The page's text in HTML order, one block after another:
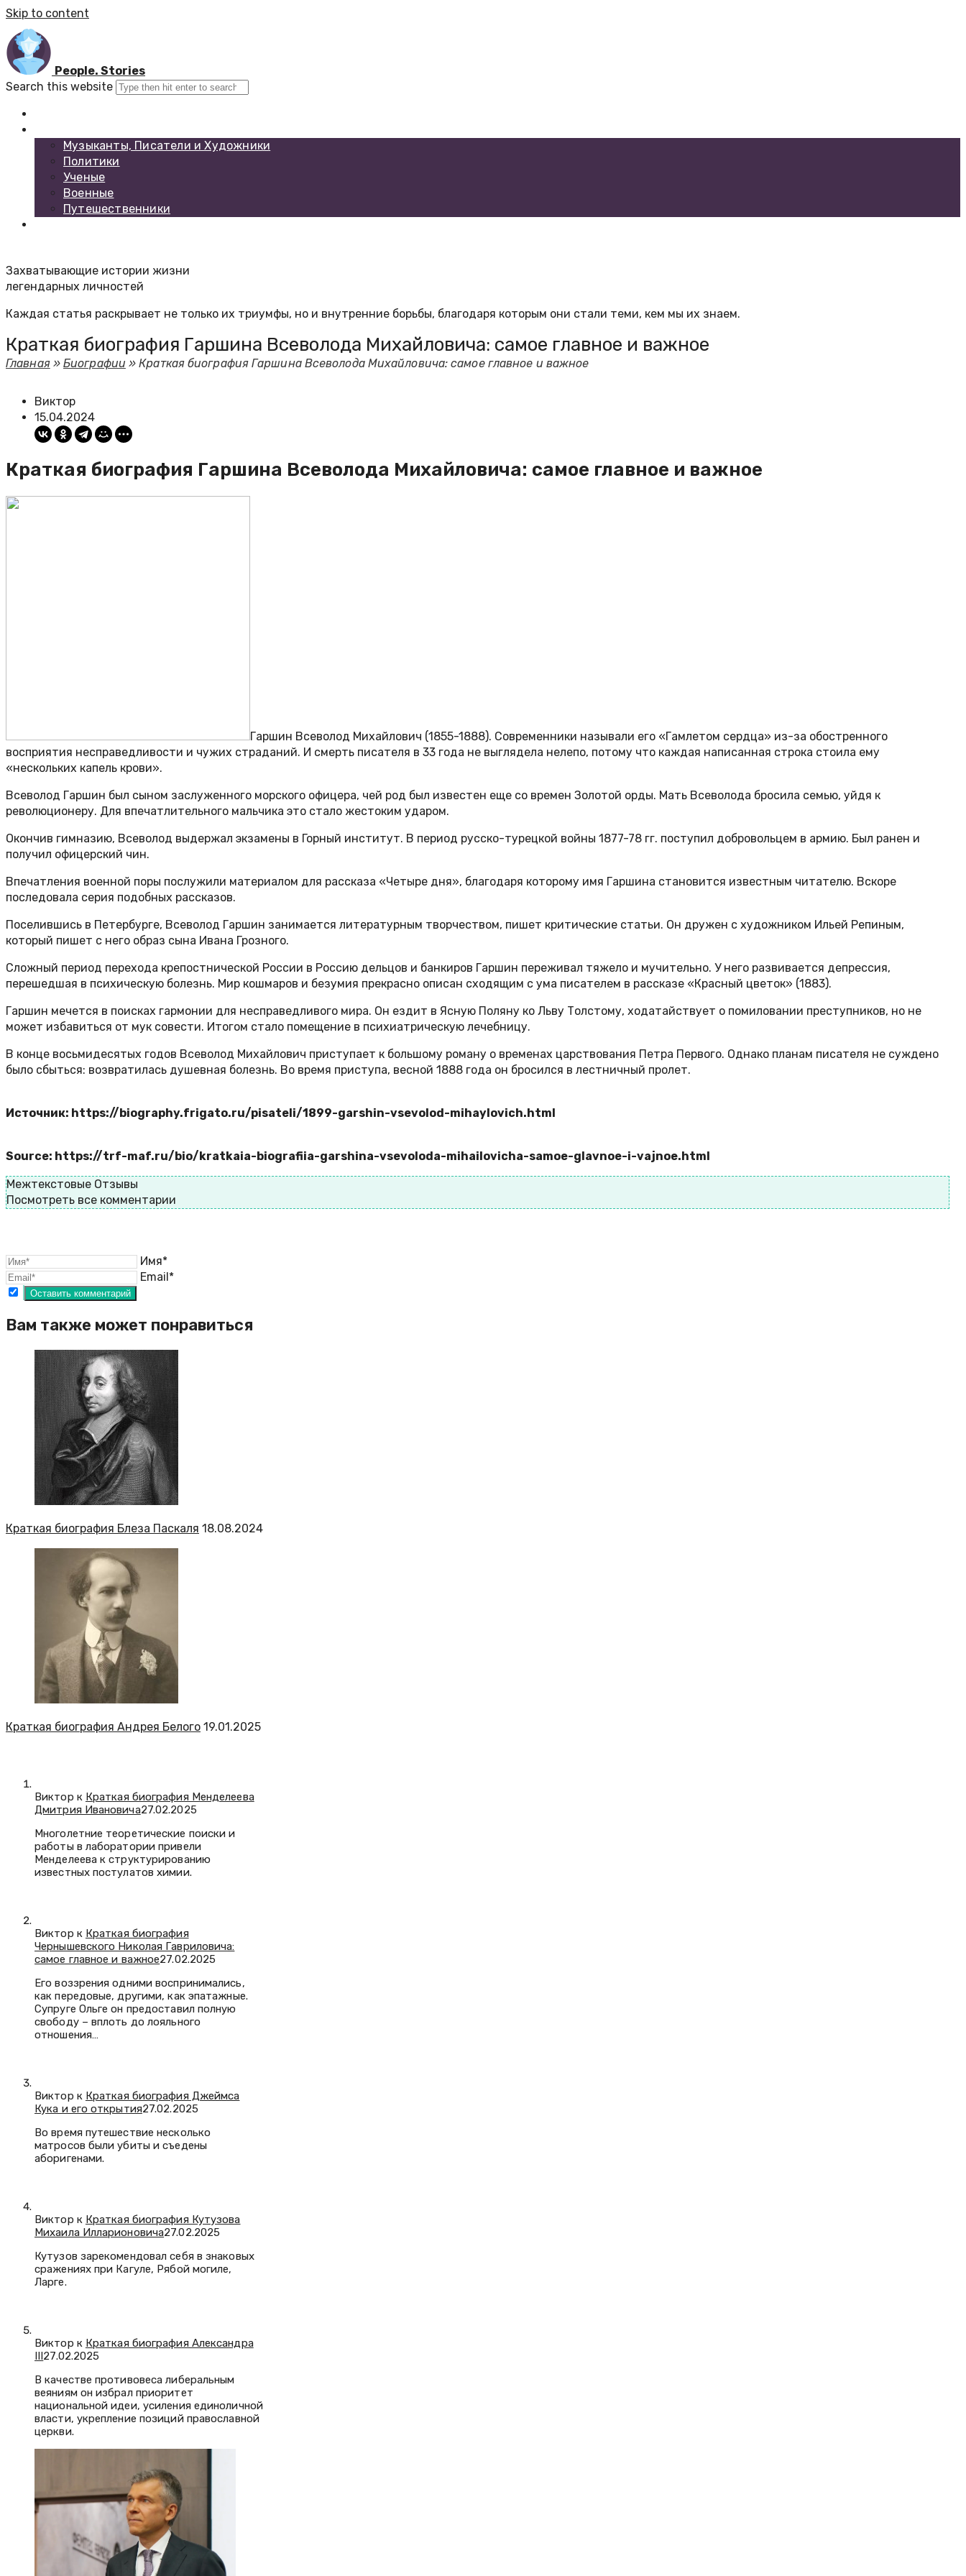
Skip to content
People. Stories
Search this website
Музыканты, Писатели и Художники
Политики
Ученые
Военные
Путешественники
Захватывающие истории жизни
легендарных личностей
Каждая статья раскрывает не только их триумфы, но и внутренние борьбы, благодаря которым они стали теми, кем мы их знаем.
Краткая биография Гаршина Всеволода Михайловича: самое главное и важное
Главная»Биографии »Краткая биография Гаршина Всеволода Михайловича: самое главное и важное
Виктор
15.04.2024
Краткая биография Гаршина Всеволода Михайловича: самое главное и важное
Гаршин Всеволод Михайлович (1855-1888). Современники называли его «Гамлетом сердца» из-за обостренного
восприятия несправедливости и чужих страданий. И смерть писателя в 33 года не выглядела нелепо, потому что каждая написанная строка стоила ему
«нескольких капель крови».
Всеволод Гаршин был сыном заслуженного морского офицера, чей род был известен еще со времен Золотой орды. Мать Всеволода бросила семью, уйдя к
революционеру. Для впечатлительного мальчика это стало жестоким ударом.
Окончив гимназию, Всеволод выдержал экзамены в Горный институт. В период русско-турецкой войны 1877-78 гг. поступил добровольцем в армию. Был ранен и
получил офицерский чин.
Впечатления военной поры послужили материалом для рассказа «Четыре дня», благодаря которому имя Гаршина становится известным читателю. Вскоре
последовала серия подобных рассказов.
Поселившись в Петербурге, Всеволод Гаршин занимается литературным творчеством, пишет критические статьи. Он дружен с художником Ильей Репиным,
который пишет с него образ сына Ивана Грозного.
Сложный период перехода крепостнической России в Россию дельцов и банкиров Гаршин переживал тяжело и мучительно. У него развивается депрессия,
перешедшая в психическую болезнь. Мир кошмаров и безумия прекрасно описан сходящим с ума писателем в рассказе «Красный цветок» (1883).
Гаршин мечется в поисках гармонии для несправедливого мира. Он ездит в Ясную Поляну ко Льву Толстому, ходатайствует о помиловании преступников, но не
может избавиться от мук совести. Итогом стало помещение в психиатрическую лечебницу.
В конце восьмидесятых годов Всеволод Михайлович приступает к большому роману о временах царствования Петра Первого. Однако планам писателя не суждено
было сбыться: возвратилась душевная болезнь. Во время приступа, весной 1888 года он бросился в лестничный пролет.
Источник: https://biography.frigato.ru/pisateli/1899-garshin-vsevolod-mihaylovich.html
Source: https://trf-maf.ru/bio/kratkaia-biografiia-garshina-vsevoloda-mihailovicha-samoe-glavnoe-i-vajnoe.html
Межтекстовые Отзывы
Посмотреть все комментарии
Имя*
Email*
Вам также может понравиться
Краткая биография Блеза Паскаля 18.08.2024
Краткая биография Андрея Белого 19.01.2025
Виктор к Краткая биография Менделеева
Дмитрия Ивановича27.02.2025
Многолетние теоретические поиски и
работы в лаборатории привели
Менделеева к структурированию
известных постулатов химии.
Виктор к Краткая биография
Чернышевского Николая Гавриловича:
самое главное и важное27.02.2025
Его воззрения одними воспринимались,
как передовые, другими, как эпатажные.
Супруге Ольге он предоставил полную
свободу – вплоть до лояльного
отношения…
Виктор к Краткая биография Джеймса
Кука и его открытия27.02.2025
Во время путешествие несколько
матросов были убиты и съедены
аборигенами.
Виктор к Краткая биография Кутузова
Михаила Илларионовича27.02.2025
Кутузов зарекомендовал себя в знаковых
сражениях при Кагуле, Рябой могиле,
Ларге.
Виктор к Краткая биография Александра
III27.02.2025
В качестве противовеса либеральным
веяниям он избрал приоритет
национальной идеи, усиления единоличной
власти, укрепление позиций православной
церкви.